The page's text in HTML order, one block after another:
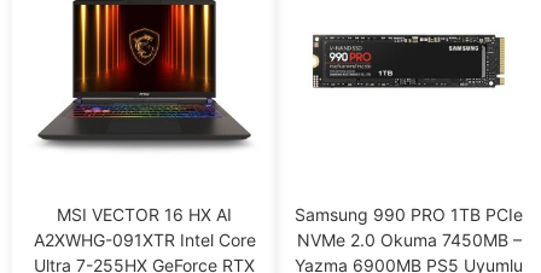
MSI VECTOR 16 HX AI
A2XWHG-091XTR Intel Core
Ultra 7-255HX GeForce RTX
Samsung 990 PRO 1TB PCIe
NVMe 2.0 Okuma 7450MB –
Yazma 6900MB PS5 Uyumlu